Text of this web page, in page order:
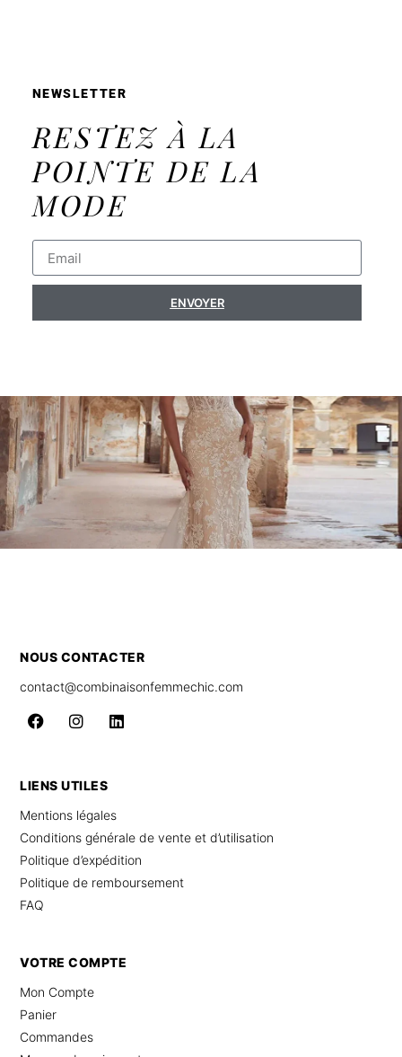
NEWSLETTER
RESTEZ À LA
POINTE DE LA
MODE
ENVOYER
NOUS CONTACTER
contact@combinaisonfemmechic.com
LIENS UTILES
Mentions légales
Conditions générale de vente et d’utilisation
Politique d’expédition
Politique de remboursement
FAQ
VOTRE COMPTE
Mon Compte
Panier
Commandes